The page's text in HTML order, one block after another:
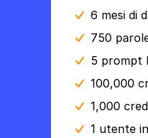
6 mesi di
750
5 prompt
100,000
1,000
1 utente